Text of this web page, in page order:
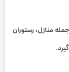
منازل، رستوران